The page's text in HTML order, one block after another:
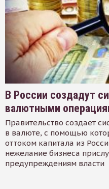
В России создадут
валютными
Правительство создает
в валюте, с помощью
оттоком капитала из
нежелание бизнеса
предупреждениям власти